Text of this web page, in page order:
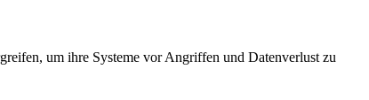
um ihre Systeme vor Angriffen und Datenverlust zu